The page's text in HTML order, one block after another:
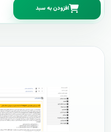
افزودن به سبد